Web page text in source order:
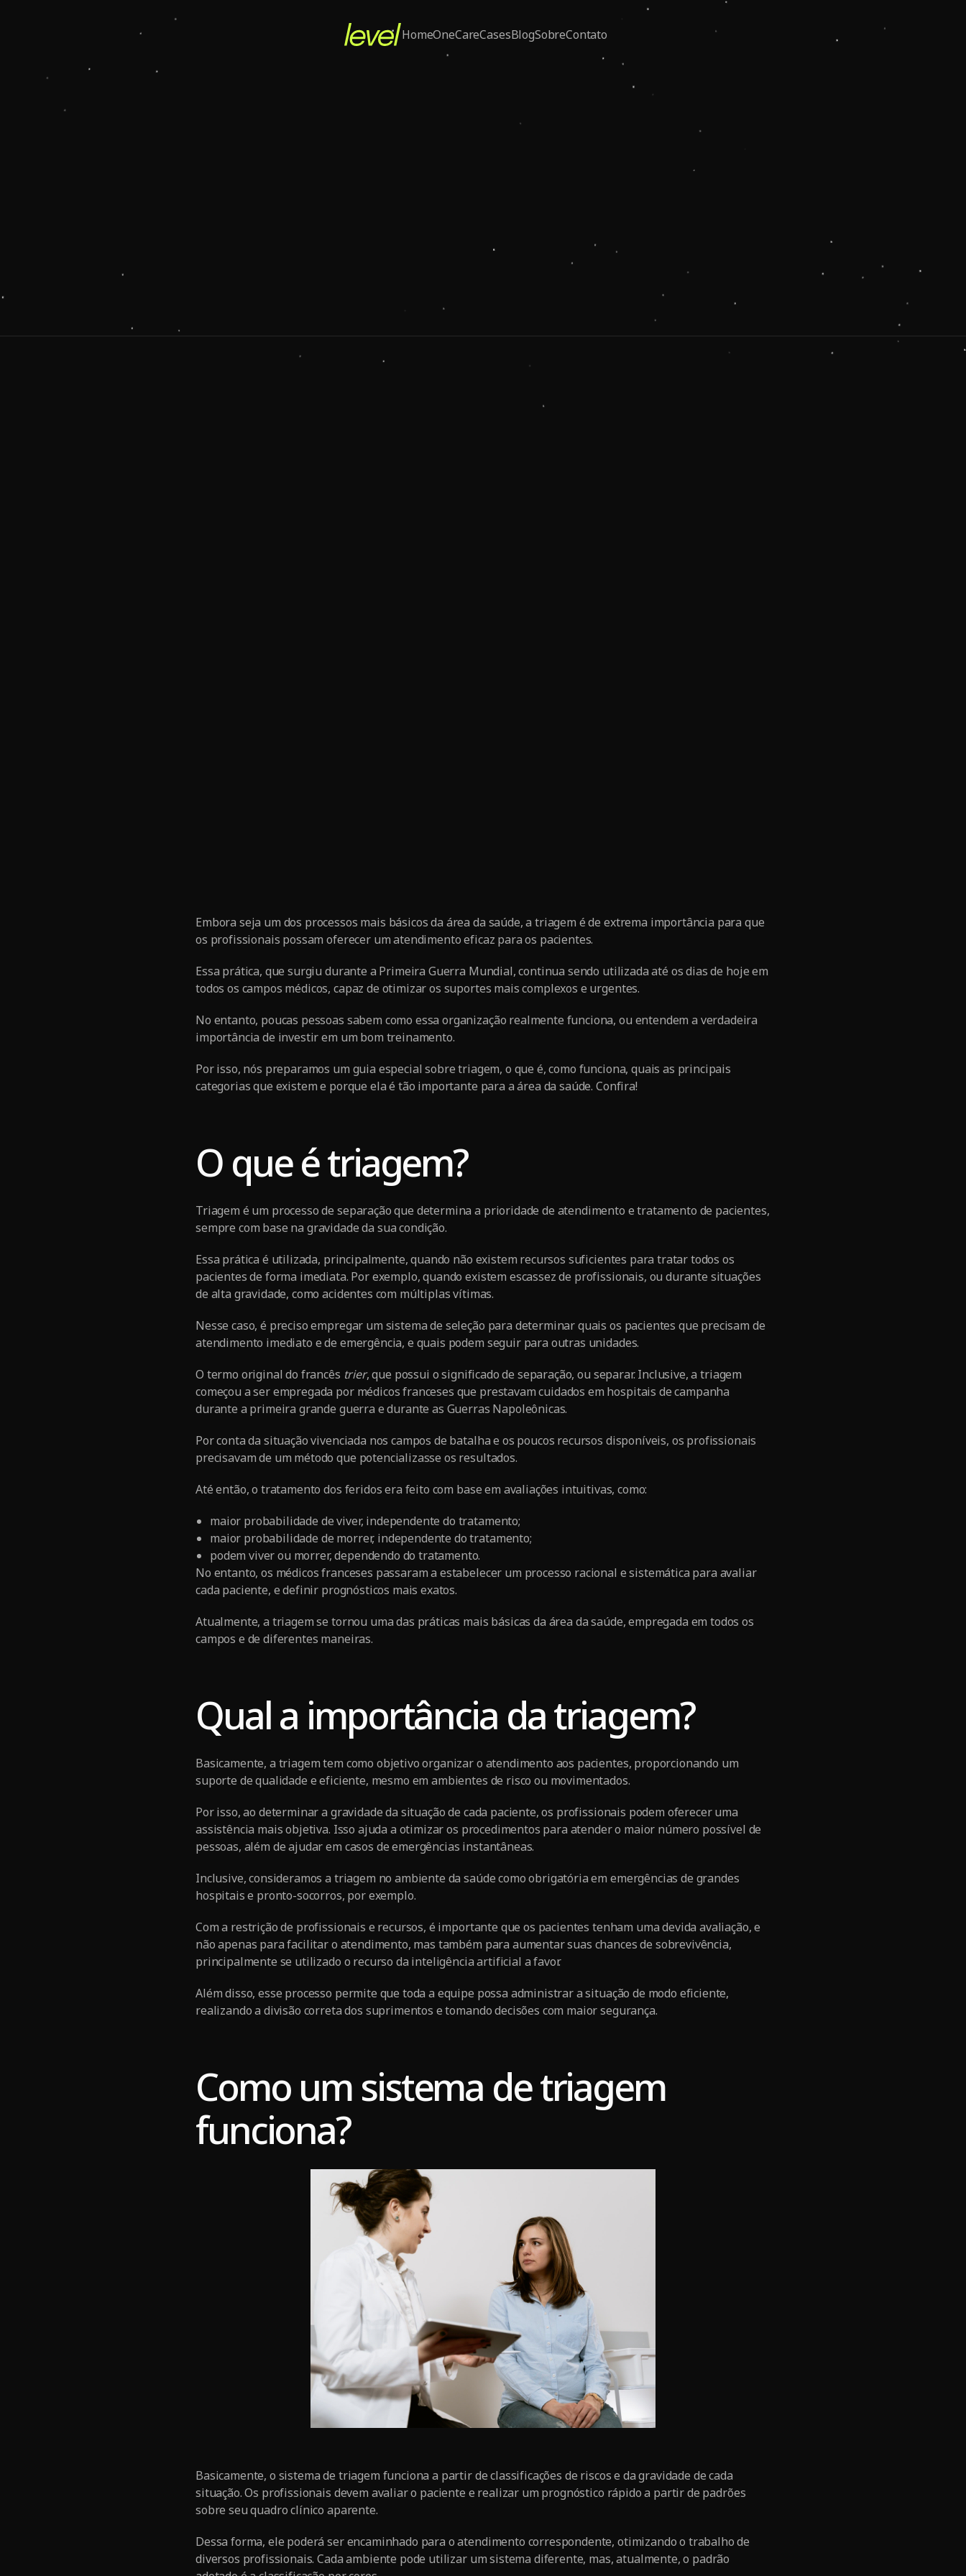
HomeOneCareCasesBlogSobreContato
Embora seja um dos processos mais básicos da área da saúde, a triagem é de extrema importância para que
os profissionais possam oferecer um atendimento eficaz para os pacientes.
Essa prática, que surgiu durante a Primeira Guerra Mundial, continua sendo utilizada até os dias de hoje em
todos os campos médicos, capaz de otimizar os suportes mais complexos e urgentes.
No entanto, poucas pessoas sabem como essa organização realmente funciona, ou entendem a verdadeira
importância de investir em um bom treinamento.
Por isso, nós preparamos um guia especial sobre triagem, o que é, como funciona, quais as principais
categorias que existem e porque ela é tão importante para a área da saúde. Confira!
O que é triagem?
Triagem é um processo de separação que determina a prioridade de atendimento e tratamento de pacientes,
sempre com base na gravidade da sua condição.
Essa prática é utilizada, principalmente, quando não existem recursos suficientes para tratar todos os
pacientes de forma imediata. Por exemplo, quando existem escassez de profissionais, ou durante situações
de alta gravidade, como acidentes com múltiplas vítimas.
Nesse caso, é preciso empregar um sistema de seleção para determinar quais os pacientes que precisam de
atendimento imediato e de emergência, e quais podem seguir para outras unidades.
O termo original do francês trier, que possui o significado de separação, ou separar. Inclusive, a triagem
começou a ser empregada por médicos franceses que prestavam cuidados em hospitais de campanha
durante a primeira grande guerra e durante as Guerras Napoleônicas.
Por conta da situação vivenciada nos campos de batalha e os poucos recursos disponíveis, os profissionais
precisavam de um método que potencializasse os resultados.
Até então, o tratamento dos feridos era feito com base em avaliações intuitivas, como:
maior probabilidade de viver, independente do tratamento;
maior probabilidade de morrer, independente do tratamento;
podem viver ou morrer, dependendo do tratamento.
No entanto, os médicos franceses passaram a estabelecer um processo racional e sistemática para avaliar
cada paciente, e definir prognósticos mais exatos.
Atualmente, a triagem se tornou uma das práticas mais básicas da área da saúde, empregada em todos os
campos e de diferentes maneiras.
Qual a importância da triagem?
Basicamente, a triagem tem como objetivo organizar o atendimento aos pacientes, proporcionando um
suporte de qualidade e eficiente, mesmo em ambientes de risco ou movimentados.
Por isso, ao determinar a gravidade da situação de cada paciente, os profissionais podem oferecer uma
assistência mais objetiva. Isso ajuda a otimizar os procedimentos para atender o maior número possível de
pessoas, além de ajudar em casos de emergências instantâneas.
Inclusive, consideramos a triagem no ambiente da saúde como obrigatória em emergências de grandes
hospitais e pronto-socorros, por exemplo.
Com a restrição de profissionais e recursos, é importante que os pacientes tenham uma devida avaliação, e
não apenas para facilitar o atendimento, mas também para aumentar suas chances de sobrevivência,
principalmente se utilizado o recurso da inteligência artificial a favor.
Além disso, esse processo permite que toda a equipe possa administrar a situação de modo eficiente,
realizando a divisão correta dos suprimentos e tomando decisões com maior segurança.
Como um sistema de triagem
funciona?
Basicamente, o sistema de triagem funciona a partir de classificações de riscos e da gravidade de cada
situação. Os profissionais devem avaliar o paciente e realizar um prognóstico rápido a partir de padrões
sobre seu quadro clínico aparente.
Dessa forma, ele poderá ser encaminhado para o atendimento correspondente, otimizando o trabalho de
diversos profissionais. Cada ambiente pode utilizar um sistema diferente, mas, atualmente, o padrão